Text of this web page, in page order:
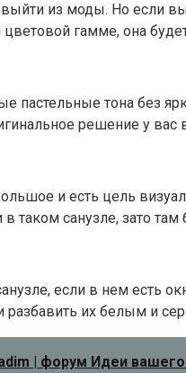
из моды. Но если вы
гамме, она
тона без
решение у вас
и есть цель
таком санузле, зато
если в нем есть
разбавить их белым и
| форум Идеи